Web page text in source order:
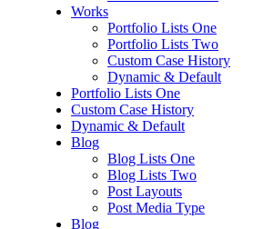
Works
Portfolio Lists One
Portfolio Lists Two
Custom Case History
Dynamic & Default
Portfolio Lists One
Custom Case History
Dynamic & Default
Blog
Blog Lists One
Blog Lists Two
Post Layouts
Post Media Type
Blog